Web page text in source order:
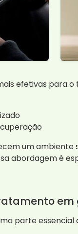
efetivas para
um
abordagem é
em
parte